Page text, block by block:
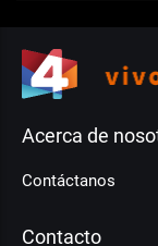
Acerca de
Contáctanos
Contacto